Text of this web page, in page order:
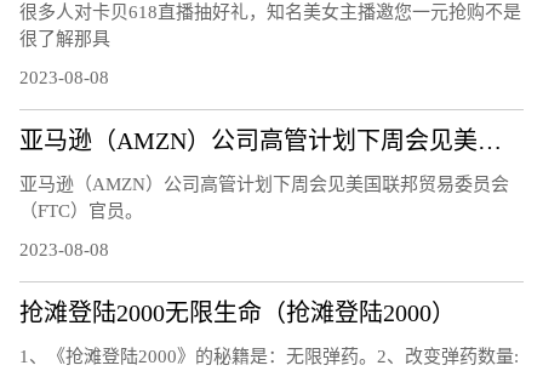
很多人对卡贝618直播抽好礼，知名美女主播邀您一元抢购不是
很了解那具
2023-08-08
亚马逊（AMZN）公司高管计划下周会见美国联邦贸易委员会（FTC）官员
亚马逊（AMZN）公司高管计划下周会见美国联邦贸易委员会
（FTC）官员。
2023-08-08
抢滩登陆2000无限生命（抢滩登陆2000）
1、《抢滩登陆2000》的秘籍是：无限弹药。2、改变弹药数量: